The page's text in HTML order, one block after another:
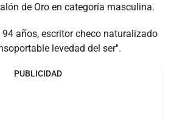
de Oro en categoría masculina.
94 años, escritor checo naturalizado
levedad del ser".
PUBLICIDAD